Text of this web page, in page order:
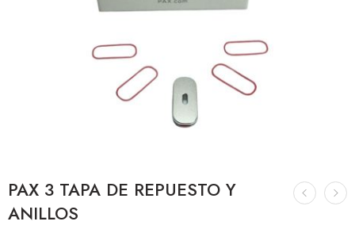
PAX 3 TAPA DE REPUESTO Y
ANILLOS